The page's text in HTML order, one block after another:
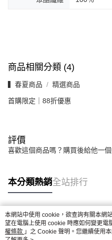
商品相關分類 (4)
▍春夏商品 精選商品
首購限定｜88折優惠
評價
喜歡這個商品嗎？購買後給他一
本分類熱銷全站排行
熱門標籤
本網站中使用 cookie，欲查詢有關本網
望在電腦上使用 cookie 時應如何變更電
權條款 」之 Cookie 聲明。您繼續使用